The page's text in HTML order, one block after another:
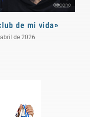
de mi vida»
de 2026